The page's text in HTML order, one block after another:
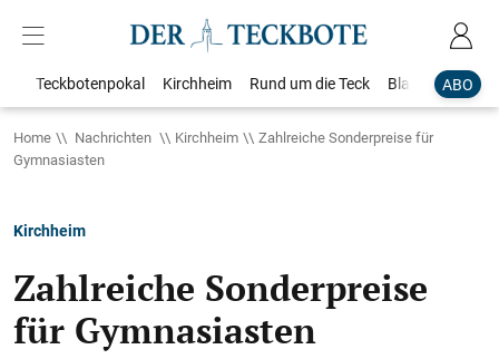
ABO
Teckbotenpokal Kirchheim Rund um die Teck Blaulicht
Home Nachrichten Kirchheim
Zahlreiche Sonderpreise für
Gymnasiasten
Kirchheim
Zahlreiche Sonderpreise
für Gymnasiasten